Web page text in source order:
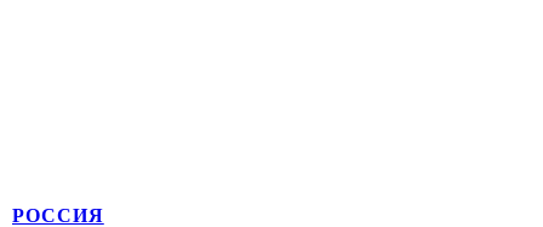
РОССИЯ